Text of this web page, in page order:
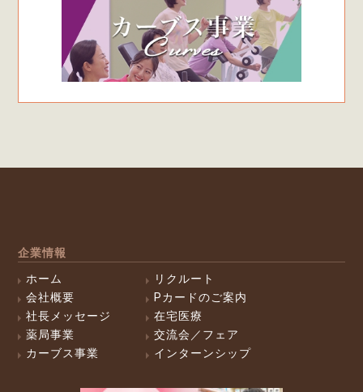
企業情報
ホーム
会社概要
社長メッセージ
薬局事業
カーブス事業
リクルート
Pカードのご案内
在宅医療
交流会／フェア
インターンシップ